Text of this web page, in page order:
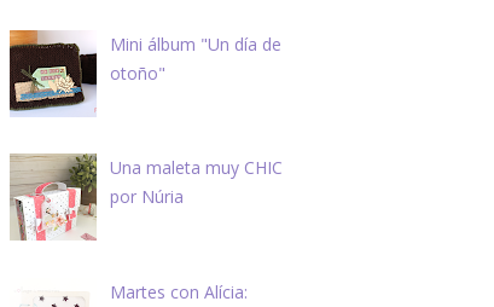
Mini álbum "Un día de
otoño"
Una maleta muy CHIC
por Núria
Martes con Alícia: